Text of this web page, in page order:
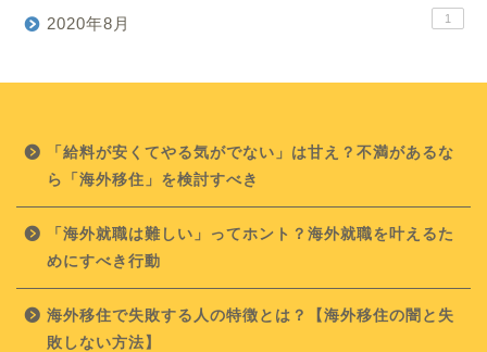
2020年8月 1
「給料が安くてやる気がでない」は甘え？不満があるな
ら「海外移住」を検討すべき
「海外就職は難しい」ってホント？海外就職を叶えるた
めにすべき行動
海外移住で失敗する人の特徴とは？【海外移住の闇と失
敗しない方法】